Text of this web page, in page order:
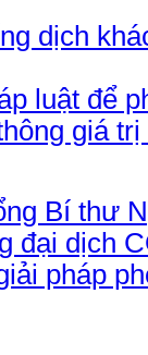
dịch
luật để
giá trị
Bí thư
đại dịch
pháp